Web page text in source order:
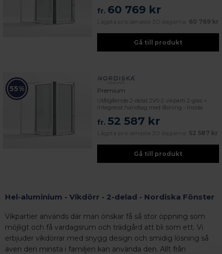
fokus på kvalitet, omtanke och djup kompetens.
fr. 60 769 kr
Lägsta pris senaste 30 dagarna: 60 769 kr
Gå till produkt
55% Premium
Utåtgående 2-delat 2V0-2 vikparti 2-glas +
Integrerat handtag med låsning - Insida
fr. 52 587 kr
Lägsta pris senaste 30 dagarna: 52 587 kr
Gå till produkt
Hel-aluminium - Vikdörr - 2-delad - Nordiska Fönster
Vikpartier används där man önskar få så stor öppning som
möjligt och få vardagsrum och trädgård att bli som ett. Vi
erbjuder vikdörrar med snygg design och smidig lösning så
även den minsta i familjen kan använda den. Allt från